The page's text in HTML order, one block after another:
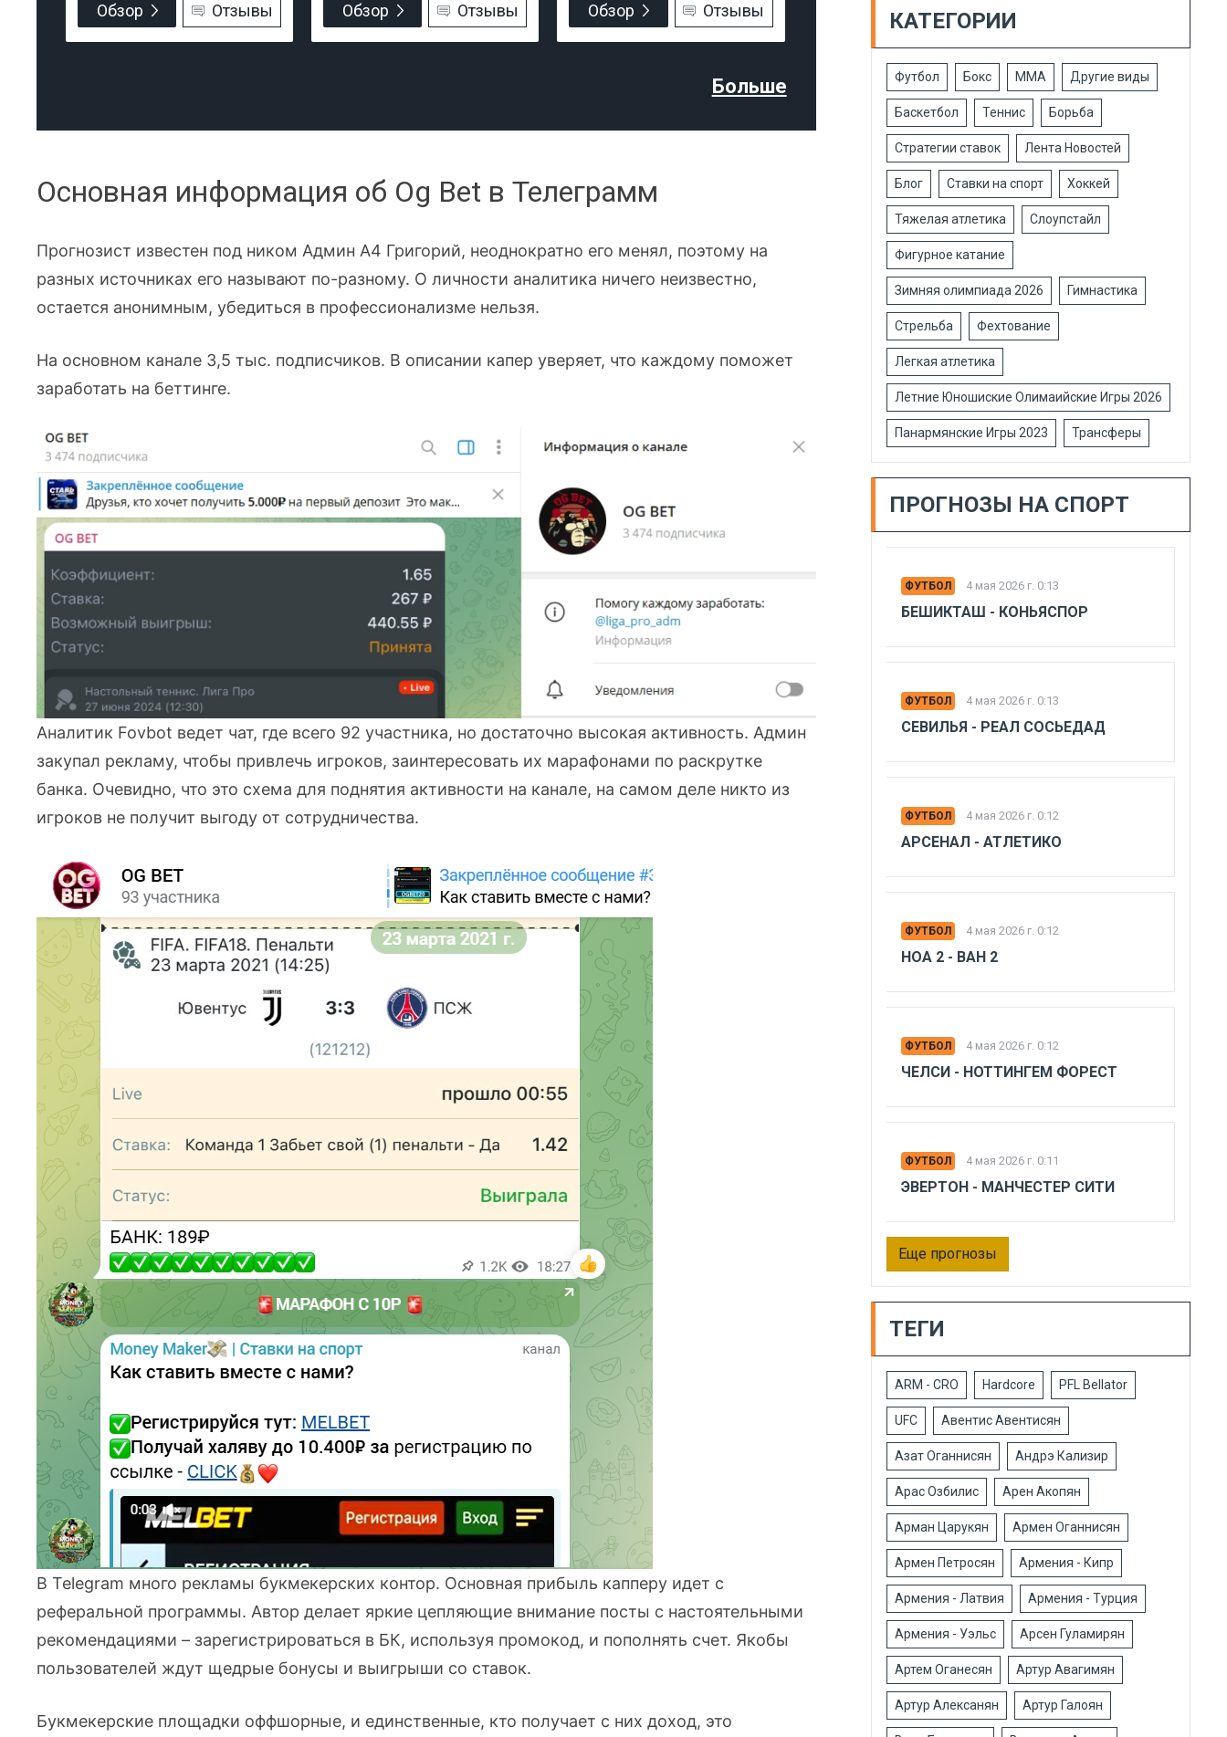
Обзор Отзывы Обзор Отзывы Обзор Отзывы
Больше
Основная информация об Og Bet в Телеграмм
Прогнозист известен под ником Админ А4 Григорий, неоднократно его менял, поэтому на
разных источниках его называют по-разному. О личности аналитика ничего неизвестно,
остается анонимным, убедиться в профессионализме нельзя.
На основном канале 3,5 тыс. подписчиков. В описании капер уверяет, что каждому поможет
заработать на беттинге.
Аналитик Fovbot ведет чат, где всего 92 участника, но достаточно высокая активность. Админ
закупал рекламу, чтобы привлечь игроков, заинтересовать их марафонами по раскрутке
банка. Очевидно, что это схема для поднятия активности на канале, на самом деле никто из
игроков не получит выгоду от сотрудничества.
В Telegram много рекламы букмекерских контор. Основная прибыль капперу идет с
реферальной программы. Автор делает яркие цепляющие внимание посты с настоятельными
рекомендациями – зарегистрироваться в БК, используя промокод, и пополнять счет. Якобы
пользователей ждут щедрые бонусы и выигрыши со ставок.
Букмекерские площадки оффшорные, и единственные, кто получает с них доход, это
КАТЕГОРИИ
Футбол Бокс ММА Другие виды
Баскетбол Теннис Борьба
Стратегии ставок Лента Новостей
Блог Ставки на спорт Хоккей
Тяжелая атлетика Слоупстайл
Фигурное катание
Зимняя олимпиада 2026 Гимнастика
Стрельба Фехтование
Легкая атлетика
Летние Юношиские Олимаийские Игры 2026
Панармянские Игры 2023 Трансферы
ПРОГНОЗЫ НА СПОРТ
ФУТБОЛ 4 мая 2026 г. 0:13
БЕШИКТАШ - КОНЬЯСПОР
ФУТБОЛ 4 мая 2026 г. 0:13
СЕВИЛЬЯ - РЕАЛ СОСЬЕДАД
ФУТБОЛ 4 мая 2026 г. 0:12
АРСЕНАЛ - АТЛЕТИКО
ФУТБОЛ 4 мая 2026 г. 0:12
НОА 2 - ВАН 2
ФУТБОЛ 4 мая 2026 г. 0:12
ЧЕЛСИ - НОТТИНГЕМ ФОРЕСТ
ФУТБОЛ 4 мая 2026 г. 0:11
ЭВЕРТОН - МАНЧЕСТЕР СИТИ
Еще прогнозы
ТЕГИ
ARM - CRO Hardcore PFL Bellator
UFC Авентис Авентисян
Азат Оганнисян Андрэ Кализир
Арас Озбилис Арен Акопян
Арман Царукян Армен Оганнисян
Армен Петросян Армения - Кипр
Армения - Латвия Армения - Турция
Армения - Уэльс Арсен Гуламирян
Артем Оганесян Артур Авагимян
Артур Алексанян Артур Галоян